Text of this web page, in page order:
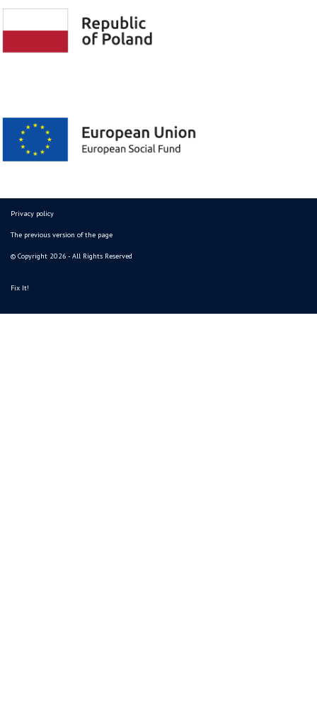
Privacy policy
The previous version of the page
© Copyright 2026 - All Rights Reserved
Fix It!